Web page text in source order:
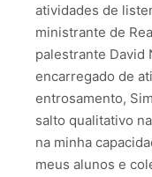
atividades de
ministrante de
palestrante David
encarregado de
entrosamento,
salto qualitativo
na minha
meus alunos e